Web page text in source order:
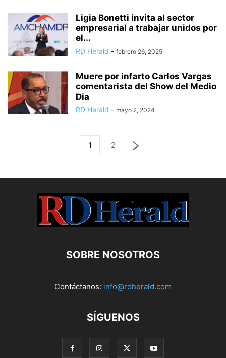
Ligia Bonetti invita al sector
empresarial a trabajar unidos por
el...
RD Herald - febrero 26, 2025
Muere por infarto Carlos Vargas
comentarista del Show del Medio
Dia
RD Herald - mayo 2, 2024
1 2
SOBRE NOSOTROS
Contáctanos: info@rdherald.com
SÍGUENOS